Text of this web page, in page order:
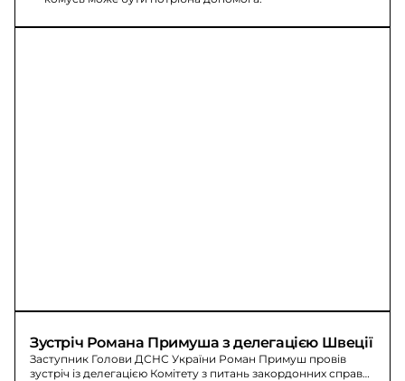
Зустріч Романа Примуша з делегацією Швеції
Заступник Голови ДСНС України Роман Примуш провів
зустріч із делегацією Комітету з питань закордонних справ